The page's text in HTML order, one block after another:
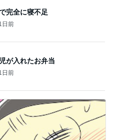
完全に寝不足
日前
が入れたお弁当
日前